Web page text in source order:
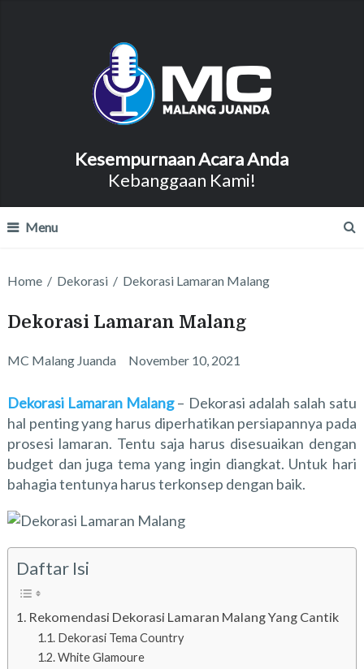
Kesempurnaan Acara Anda
Kebanggaan Kami!
Menu
Home / Dekorasi / Dekorasi Lamaran Malang
Dekorasi Lamaran Malang
MC Malang Juanda November 10, 2021
Dekorasi Lamaran Malang– Dekorasi adalah salah satu
hal penting yang harus diperhatikan persiapannya pada
prosesi lamaran. Tentu saja harus disesuaikan dengan
budget dan juga tema yang ingin diangkat. Untuk hari
bahagia tentunya harus terkonsep dengan baik.
Daftar Isi
Rekomendasi Dekorasi Lamaran Malang Yang Cantik
Dekorasi Tema Country
White Glamoure